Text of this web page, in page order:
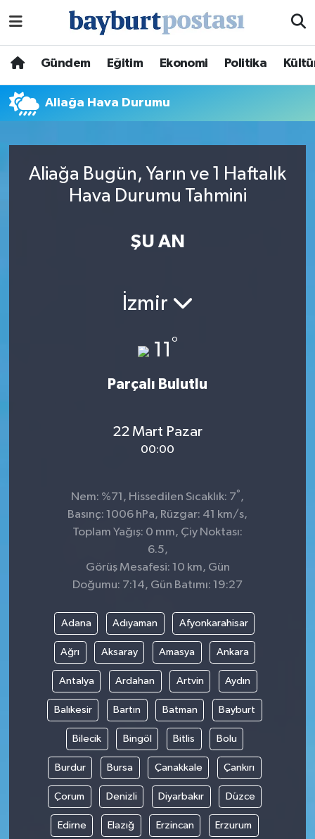
Gündem Eğitim Ekonomi Politika
Aliağa Hava Durumu
Aliağa Bugün, Yarın ve 1 Haftalık
Hava Durumu Tahmini
ŞU AN
İzmir
11°
Parçalı Bulutlu
22 Mart Pazar
00:00
Nem: %71, Hissedilen Sıcaklık: 7° ,
Basınç: 1006 hPa, Rüzgar: 41 km/s,
Toplam Yağış: 0 mm, Çiy Noktası:
6.5,
Görüş Mesafesi: 10 km, Gün
Doğumu: 7:14, Gün Batımı: 19:27
Adana Adıyaman Afyonkarahisar
Ağrı Aksaray Amasya Ankara
Antalya Ardahan Artvin Aydın
Balıkesir Bartın Batman Bayburt
Bilecik Bingöl Bitlis Bolu
Burdur Bursa Çanakkale Çankırı
Çorum Denizli Diyarbakır Düzce
Edirne Elazığ Erzincan Erzurum
Hava Durumu
Süper Lig Puan Durumu ve Fikstür